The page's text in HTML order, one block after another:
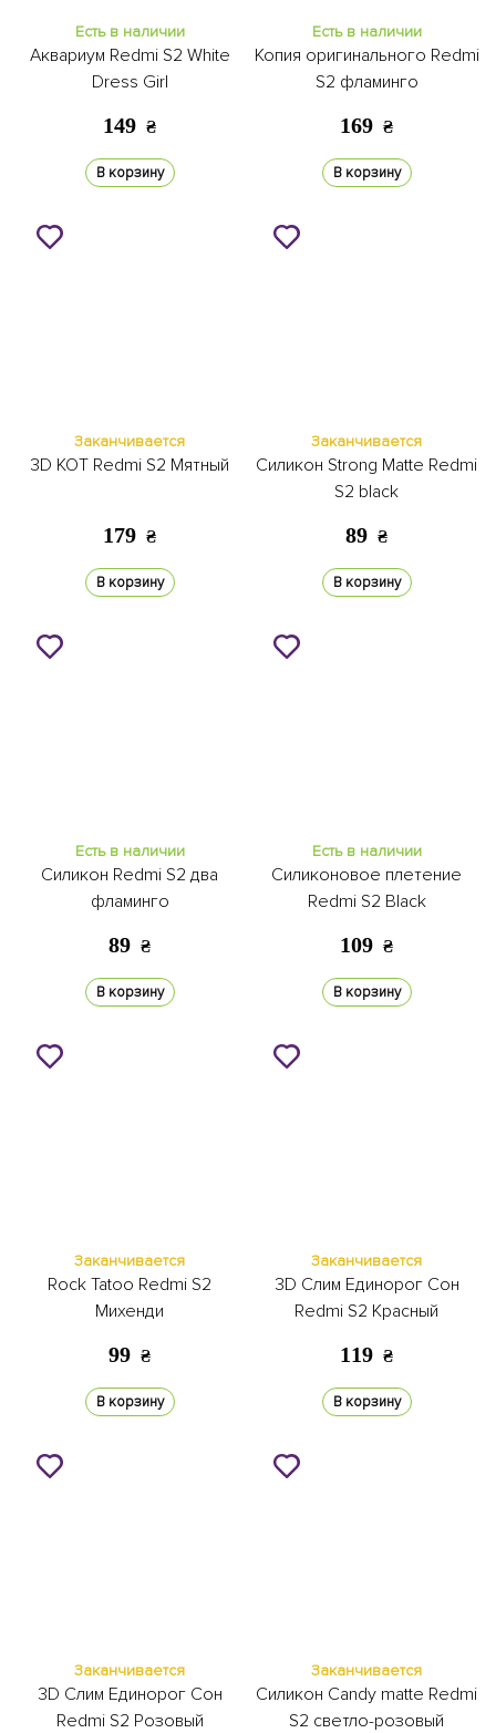
Есть в наличии
Аквариум Redmi S2 White
Dress Girl
149 ₴
В корзину
Есть в наличии
Копия оригинального Redmi
S2 фламинго
169 ₴
В корзину
Заканчивается
3D КОТ Redmi S2 Мятный
179 ₴
В корзину
Заканчивается
Силикон Strong Matte Redmi
S2 black
89 ₴
В корзину
Есть в наличии
Силикон Redmi S2 два
фламинго
89 ₴
В корзину
Есть в наличии
Силиконовое плетение
Redmi S2 Black
109 ₴
В корзину
Заканчивается
Rock Tatoo Redmi S2
Михенди
99 ₴
В корзину
Заканчивается
3D Слим Единорог Сон
Redmi S2 Красный
119 ₴
В корзину
Заканчивается
3D Слим Единорог Сон
Redmi S2 Розовый
Заканчивается
Силикон Candy matte Redmi
S2 светло-розовый